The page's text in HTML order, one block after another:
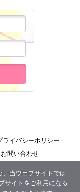
ライバシーポリシー
お問い合わせ
Rights Reserved.
、当ウェブサイトでは
サイトをご利用になる